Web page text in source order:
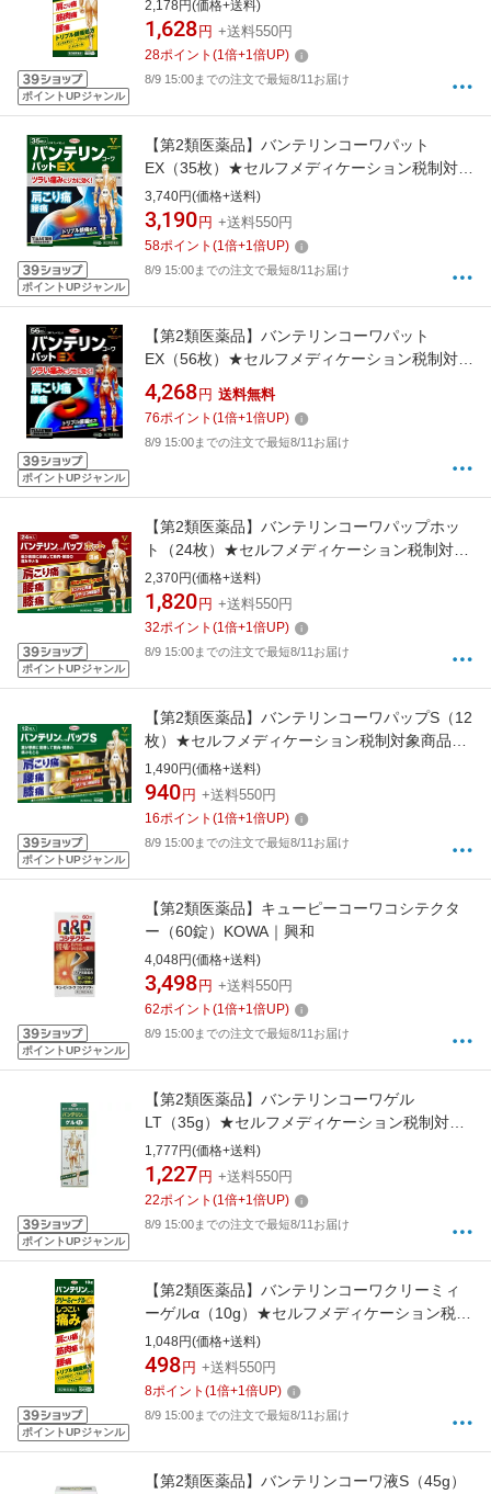
ポイントUPジャンル
2,178円(価格+送料)
1,628 円 +送料550円
28ポイント (1倍+1倍UP)
8/9 15:00までの注文で最短8/11お届け
ポイントUPジャンル
【第2類医薬品】バンテリンコーワパット
EX（35枚）★セルフメディケーション税制対象
商品KOWA｜興和
3,740円(価格+送料)
3,190 円 +送料550円
58ポイント (1倍+1倍UP)
8/9 15:00までの注文で最短8/11お届け
ポイントUPジャンル
【第2類医薬品】バンテリンコーワパット
EX（56枚）★セルフメディケーション税制対象
商品KOWA｜興和
4,268 円 送料無料
76ポイント (1倍+1倍UP)
8/9 15:00までの注文で最短8/11お届け
ポイントUPジャンル
【第2類医薬品】バンテリンコーワパップホッ
ト（24枚）★セルフメディケーション税制対象
商品KOWA｜興和
2,370円(価格+送料)
1,820 円 +送料550円
32ポイント (1倍+1倍UP)
8/9 15:00までの注文で最短8/11お届け
ポイントUPジャンル
【第2類医薬品】バンテリンコーワパップS（12
枚）★セルフメディケーション税制対象商品
KOWA｜興和
1,490円(価格+送料)
940 円 +送料550円
16ポイント (1倍+1倍UP)
8/9 15:00までの注文で最短8/11お届け
ポイントUPジャンル
【第2類医薬品】キューピーコーワコシテクタ
ー（60錠）KOWA｜興和
4,048円(価格+送料)
3,498 円 +送料550円
62ポイント (1倍+1倍UP)
8/9 15:00までの注文で最短8/11お届け
ポイントUPジャンル
【第2類医薬品】バンテリンコーワゲル
LT（35g）★セルフメディケーション税制対象
商品KOWA｜興和
1,777円(価格+送料)
1,227 円 +送料550円
22ポイント (1倍+1倍UP)
8/9 15:00までの注文で最短8/11お届け
ポイントUPジャンル
【第2類医薬品】バンテリンコーワクリーミィ
ーゲルα（10g）★セルフメディケーション税制
対象商品KOWA｜興和
1,048円(価格+送料)
498 円 +送料550円
8ポイント (1倍+1倍UP)
8/9 15:00までの注文で最短8/11お届け
【第2類医薬品】バンテリンコーワ液S（45g）